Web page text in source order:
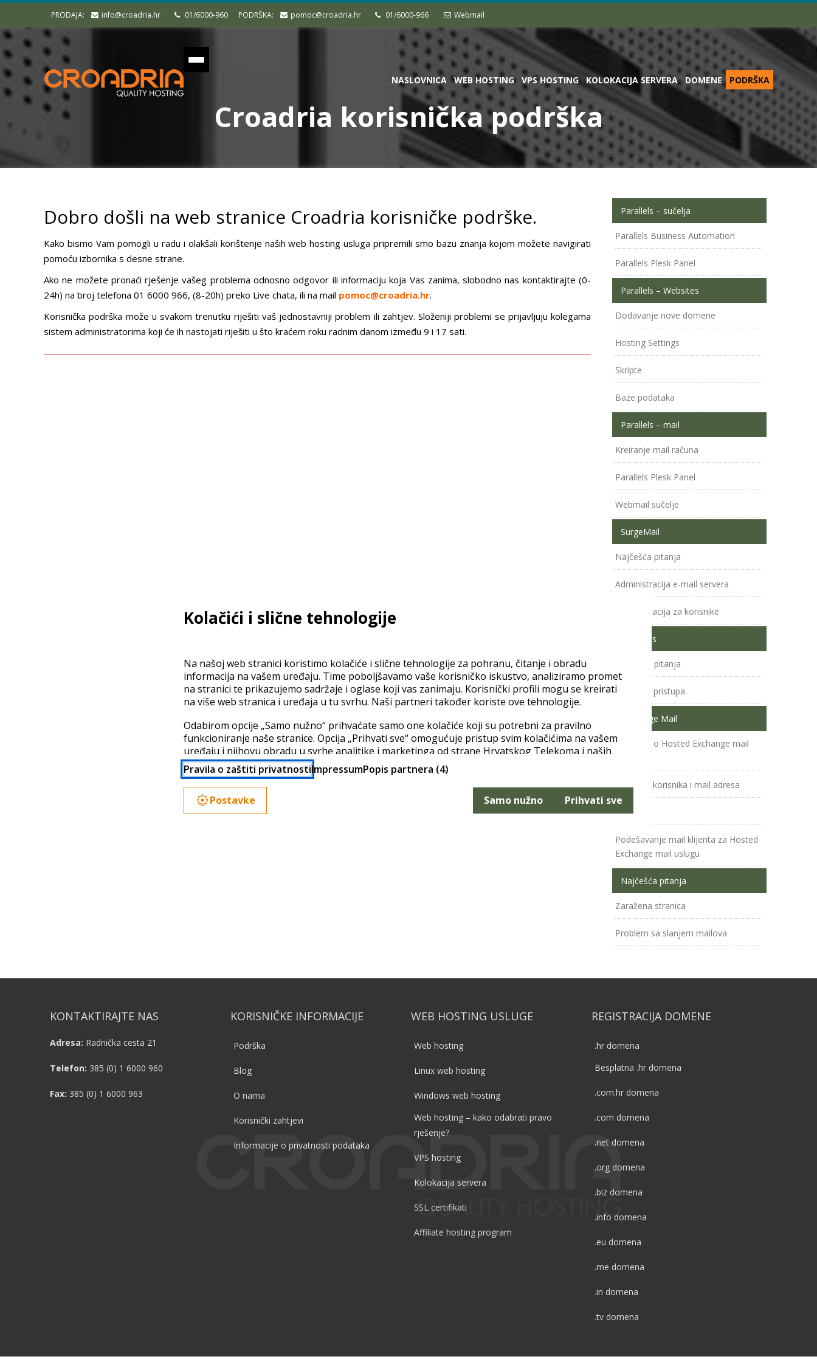
Kolačići i slične tehnologije
Na našoj web stranici koristimo kolačiće i slične tehnologije za pohranu, čitanje i obradu
informacija na vašem uređaju. Time poboljšavamo vaše korisničko iskustvo, analiziramo promet
na stranici te prikazujemo sadržaje i oglase koji vas zanimaju. Korisnički profili mogu se kreirati
na više web stranica i uređaja u tu svrhu. Naši partneri također koriste ove tehnologije.
Odabirom opcije „Samo nužno“ prihvaćate samo one kolačiće koji su potrebni za pravilno
funkcioniranje naše stranice. Opcija „Prihvati sve“ omogućuje pristup svim kolačićima na vašem
uređaju i njihovu obradu u svrhe analitike i marketinga od strane Hrvatskog Telekoma i naših
partnera. Vaši podaci mogu biti preneseni u zemlje izvan EU u kojima razina zaštite podataka
možda nije jednaka onoj u EU (prema članku 49 (1) a GDPR-a). Pod opcijom „Postavke“ možete
detaljno odabrati postavke i u bilo kojem trenutku promijeniti svoju privolu.
Više informacija dostupno je u pravilima privatnosti i popisu partnera.
Pravila o zaštiti privatnostiImpressumPopis partnera (4)
Postavke Samo nužno Prihvati sve
PRODAJA: info@croadria.hr 01/6000-960 PODRŠKA: pomoc@croadria.hr 01/6000-966 Webmail
NASLOVNICA WEB HOSTING VPS HOSTING KOLOKACIJA SERVERA DOMENE PODRŠKA
Croadria korisnička podrška
Dobro došli na web stranice Croadria korisničke podrške.
Kako bismo Vam pomogli u radu i olakšali korištenje naših web hosting usluga pripremili smo bazu znanja kojom možete navigirati
pomoću izbornika s desne strane.
Ako ne možete pronaći rješenje vašeg problema odnosno odgovor ili informaciju koja Vas zanima, slobodno nas kontaktirajte (0-
24h) na broj telefona 01 6000 966, (8-20h) preko Live chata, ili na mail pomoc@croadria.hr.
Korisnička podrška može u svakom trenutku riješiti vaš jednostavniji problem ili zahtjev. Složeniji problemi se prijavljuju kolegama
sistem administratorima koji će ih nastojati riješiti u što kraćem roku radnim danom između 9 i 17 sati.
Parallels – sučelja
Parallels Business Automation
Parallels Plesk Panel
Parallels – Websites
Dodavanje nove domene
Hosting Settings
Skripte
Baze podataka
Parallels – mail
Kreiranje mail računa
Parallels Plesk Panel
Webmail sučelje
SurgeMail
Najčešća pitanja
Administracija e-mail servera
Administracija za korisnike
Windows
Najčešća pitanja
Statistika pristupa
Exchange Mail
Općenito o Hosted Exchange mail
Kreiranje korisnika i mail adresa
Domena
Podešavanje mail klijenta za Hosted
Exchange mail uslugu
Najčešća pitanja
Zaražena stranica
Problem sa slanjem mailova
KONTAKTIRAJTE NAS
Adresa: Radnička cesta 21
Telefon: 385 (0) 1 6000 960
Fax: 385 (0) 1 6000 963
KORISNIČKE INFORMACIJE
Podrška
Blog
O nama
Korisnički zahtjevi
Informacije o privatnosti podataka
WEB HOSTING USLUGE
Web hosting
Linux web hosting
Windows web hosting
Web hosting – kako odabrati pravo
rješenje?
VPS hosting
Kolokacija servera
SSL certifikati
Affiliate hosting program
REGISTRACIJA DOMENE
.hr domena
Besplatna .hr domena
.com.hr domena
.com domena
.net domena
.org domena
.biz domena
.info domena
.eu domena
.me domena
.in domena
.tv domena